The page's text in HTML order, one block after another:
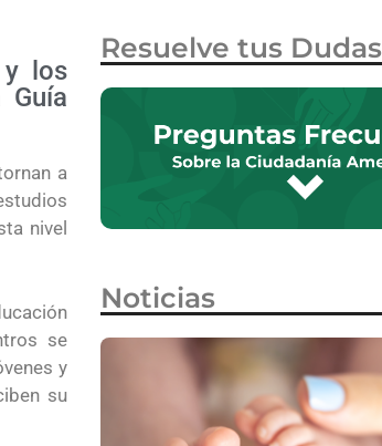
y los
a
nivel
se
y
su
Resuelve tus Dudas
Noticias